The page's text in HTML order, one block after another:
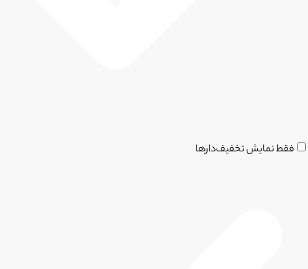
فقط نمایش تخفیف‌دارها